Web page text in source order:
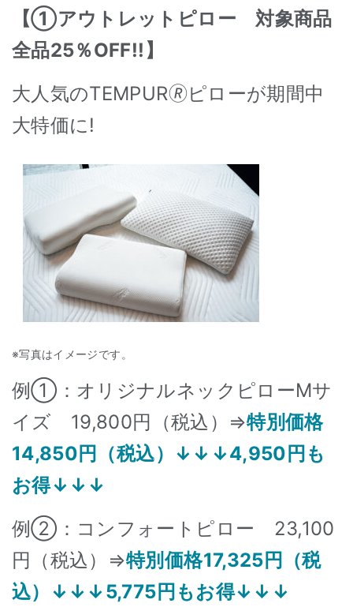
【①アウトレットピロー 対象商品
全品25％OFF!!】
大人気のTEMPUR🄬ピローが期間中
大特価に!
※写真はイメージです。
例①：オリジナルネックピローMサ
イズ 19,800円（税込）⇒特別価格
14,850円（税込）↓↓↓4,950円も
お得↓↓↓
例②：コンフォートピロー 23,100
円（税込）⇒特別価格17,325円（税
込）↓↓↓5,775円もお得↓↓↓